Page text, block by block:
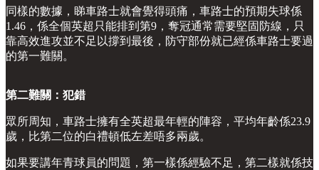
同樣的數據，睇車路士就會覺得頭痛，車路士的預期失球係
1.46，係全個英超只能排到第9，奪冠通常需要堅固防線，只
靠高效進攻並不足以撐到最後，防守部份就已經係車路士要過
的第一難關。
第二難關：犯錯
眾所周知，車路士擁有全英超最年輕的陣容，平均年齡係23.9
歲，比第二位的白禮頓低左差唔多兩歲。
如果要講年青球員的問題，第一樣係經驗不足，第二樣就係技